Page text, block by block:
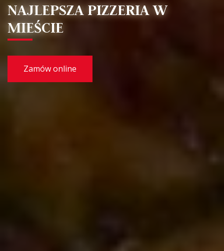
NAJLEPSZA PIZZERIA W
MIEŚCIE
Zamów online